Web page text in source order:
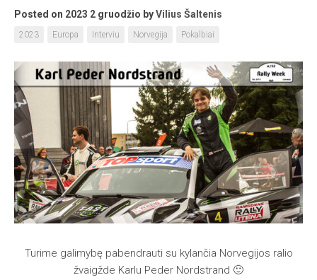
Posted on 2023 2 gruodžio byVilius Šaltenis
2023 Europa Interviu Norvegija Pokalbiai
Turime galimybę pabendrauti su kylančia Norvegijos ralio
žvaigžde Karlu Peder Nordstrand 🙂